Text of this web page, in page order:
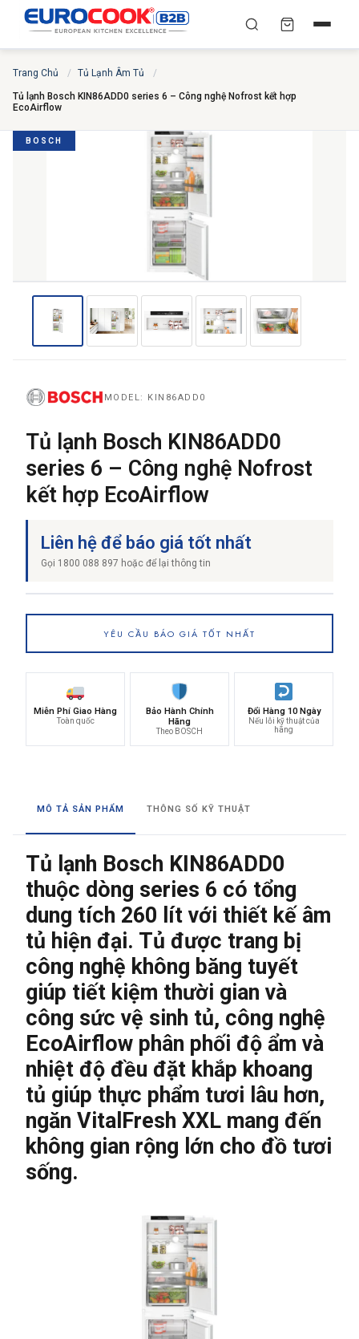
YÊU CẦU BÁO GIÁ TỐT
NHẤT
Chuyên gia liên hệ trong vòng 30 phút — Hoàn toàn
THÀNH PHỐ
NỘI DUNG YÊU CẦU
Trang Chủ / Tủ Lạnh Âm Tủ /
Tủ lạnh Bosch KIN86ADD0 series 6 – Công nghệ Nofrost kết hợp
EcoAirflow
BOSCH
MODEL: KIN86ADD0
Tủ lạnh Bosch KIN86ADD0
series 6 – Công nghệ Nofrost
kết hợp EcoAirflow
Liên hệ để báo giá tốt nhất
Gọi 1800 088 897 hoặc để lại thông tin
YÊU CẦU BÁO GIÁ TỐT NHẤT
Miễn Phí Giao Hàng
Toàn quốc
Bảo Hành Chính
Hãng
Theo BOSCH
Đổi Hàng 10 Ngày
Nếu lỗi kỹ thuật của
hãng
MÔ TẢ SẢN PHẨM THÔNG SỐ KỸ THUẬT
Tủ lạnh Bosch KIN86ADD0
thuộc dòng series 6 có tổng
dung tích 260 lít với thiết kế âm
tủ hiện đại. Tủ được trang bị
công nghệ không băng tuyết
giúp tiết kiệm thười gian và
công sức vệ sinh tủ, công nghệ
EcoAirflow phân phối độ ẩm và
nhiệt độ đều đặt khắp khoang
tủ giúp thực phẩm tươi lâu hơn,
ngăn VitalFresh XXL mang đến
không gian rộng lớn cho đồ tươi
sống.